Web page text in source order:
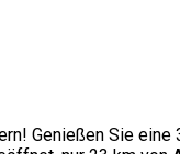
Genießen Sie